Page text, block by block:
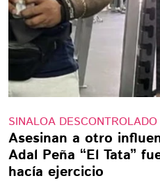
SINALOA DESCONTROLADO
Asesinan a otro
Adal Peña “El Tata”
hacía ejercicio